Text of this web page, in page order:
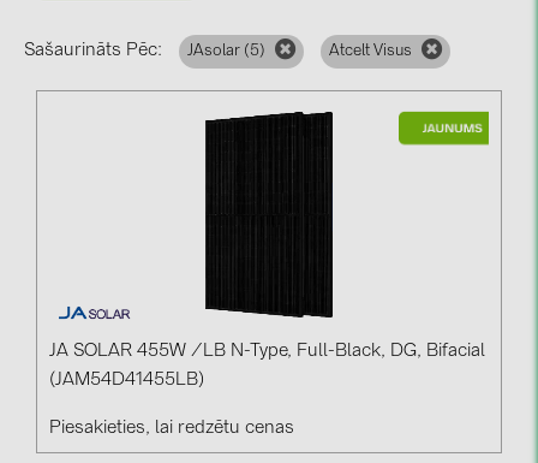
LEADER (6)
LONGi Solar (5)
PROJOY (3)
Sašaurināts Pēc: JAsolar (5) Atcelt Visus
JA SOLAR 455W /LB N-Type, Full-Black, DG, Bifacial
(JAM54D41455LB)
Piesakieties, lai redzētu cenas